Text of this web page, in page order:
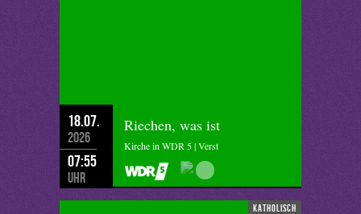
18.07.
2026
07:55
Uhr
Riechen, was ist
Kirche in WDR 5 | Verst
katholisch